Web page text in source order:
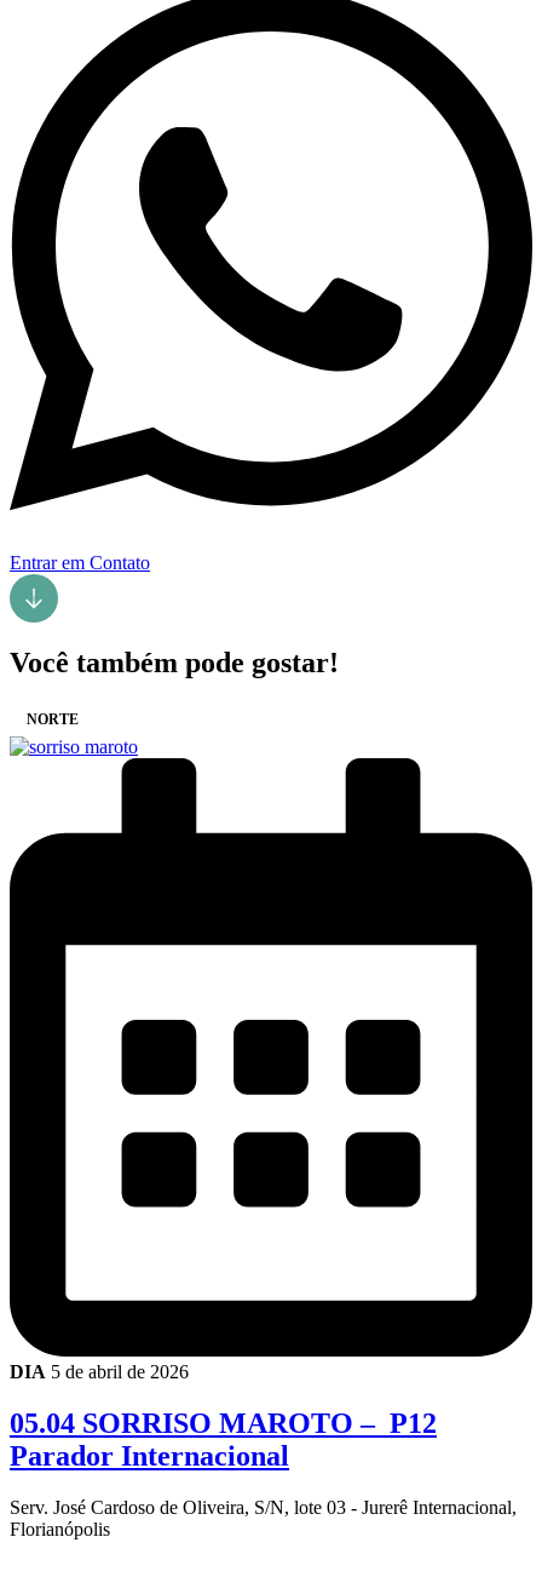
Entrar em Contato
Você também pode gostar!
NORTE
DIA 5 de abril de 2026
05.04 SORRISO MAROTO – P12
Parador Internacional
Serv. José Cardoso de Oliveira, S/N, lote 03 - Jurerê Internacional,
Florianópolis